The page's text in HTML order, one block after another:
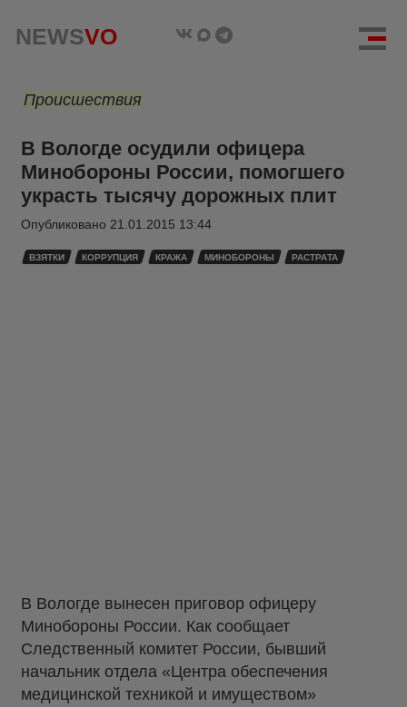
NEWSVO
Происшествия
В Вологде осудили офицера
Минобороны России, помогшего
украсть тысячу дорожных плит
Опубликовано 21.01.2015 13:44
ВЗЯТКИ КОРРУПЦИЯ КРАЖА МИНОБОРОНЫ РАСТРАТА
В Вологде вынесен приговор офицеру
Минобороны России. Как сообщает
Следственный комитет России, бывший
начальник отдела «Центра обеспечения
медицинской техникой и имуществом»